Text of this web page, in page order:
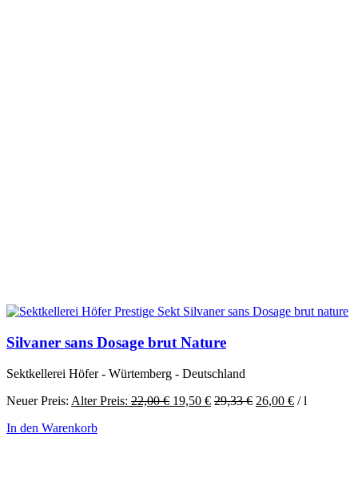
Silvaner sans Dosage brut Nature
Sektkellerei Höfer - Würtemberg - Deutschland
Neuer Preis: Alter Preis: 22,00€ Ursprünglicher
19,50 €Aktueller
29,33€ 26,00 € /l
In den Warenkorb